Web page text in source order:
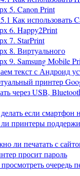
5. Canon Print
Как использовать
6. Happy2Print
7. StarPrint
8. Виртуального
9. Samsung Mobile
текст с Андроид
принтер
через USB,
если смартфон
принтеры
ли печатать с
просит пароль
очередь